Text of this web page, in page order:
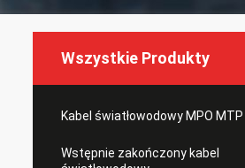
Wszystkie Produkty
Kabel światłowodowy MPO MTP
Wstępnie zakończony kabel